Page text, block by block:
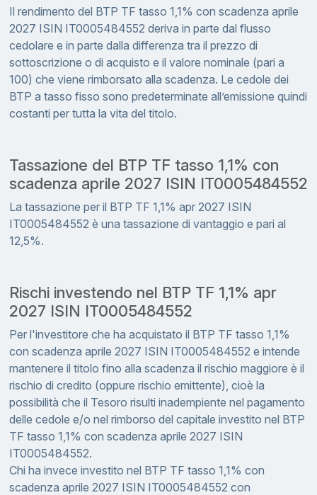
Il rendimento del BTP TF tasso 1,1% con scadenza aprile
2027 ISIN IT0005484552 deriva in parte dal flusso
cedolare e in parte dalla differenza tra il prezzo di
sottoscrizione o di acquisto e il valore nominale (pari a
100) che viene rimborsato alla scadenza. Le cedole dei
BTP a tasso fisso sono predeterminate all’emissione quindi
costanti per tutta la vita del titolo.
Tassazione del BTP TF tasso 1,1% con
scadenza aprile 2027 ISIN IT0005484552
La tassazione per il BTP TF 1,1% apr 2027 ISIN
IT0005484552 è una tassazione di vantaggio e pari al
12,5%.
Rischi investendo nel BTP TF 1,1% apr
2027 ISIN IT0005484552
Per l'investitore che ha acquistato il BTP TF tasso 1,1%
con scadenza aprile 2027 ISIN IT0005484552 e intende
mantenere il titolo fino alla scadenza il rischio maggiore è il
rischio di credito (oppure rischio emittente), cioè la
possibilità che il Tesoro risulti inadempiente nel pagamento
delle cedole e/o nel rimborso del capitale investito nel BTP
TF tasso 1,1% con scadenza aprile 2027 ISIN
IT0005484552.
Chi ha invece investito nel BTP TF tasso 1,1% con
scadenza aprile 2027 ISIN IT0005484552 con